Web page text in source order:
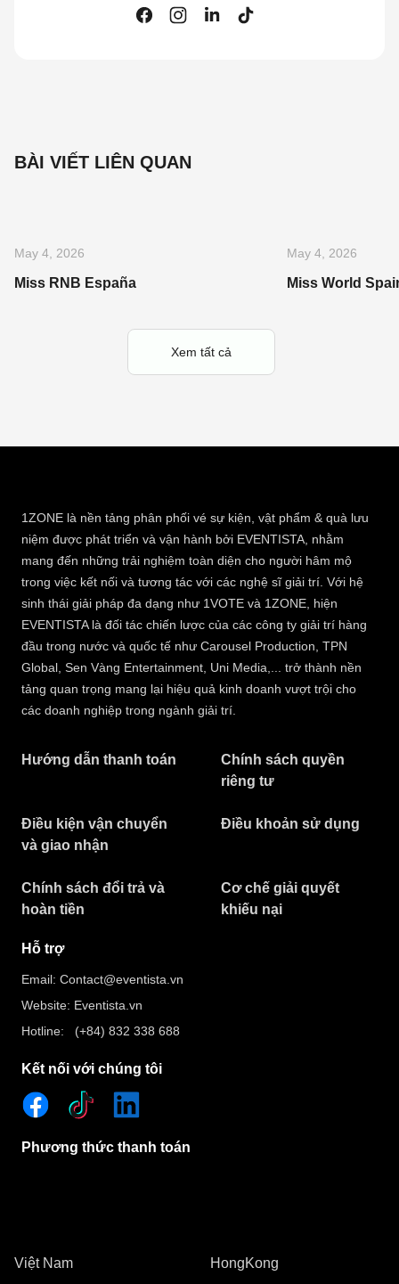
BÀI VIẾT LIÊN QUAN
May 4, 2026
Miss RNB España
May 4, 2026
Miss World
Xem tất cả
1ZONE là nền tảng phân phối vé sự kiện, vật phẩm & quà lưu
niệm được phát triển và vận hành bởi EVENTISTA, nhằm
mang đến những trải nghiệm toàn diện cho người hâm mộ
trong việc kết nối và tương tác với các nghệ sĩ giải trí. Với hệ
sinh thái giải pháp đa dạng như 1VOTE và 1ZONE, hiện
EVENTISTA là đối tác chiến lược của các công ty giải trí hàng
đầu trong nước và quốc tế như Carousel Production, TPN
Global, Sen Vàng Entertainment, Uni Media,... trở thành nền
tảng quan trọng mang lại hiệu quả kinh doanh vượt trội cho
các doanh nghiệp trong ngành giải trí.
Hướng dẫn thanh toán
Chính sách quyền
riêng tư​
Điều kiện vận chuyển
và giao nhận
Điều khoản sử dụng
Chính sách đổi trả và
hoàn tiền
Cơ chế giải quyết
khiếu nại
Hỗ trợ
Email: Contact@eventista.vn
Website: Eventista.vn
Hotline: (+84) 832 338 688
Kết nối với chúng tôi
Phương thức thanh toán
Việt Nam HongKong